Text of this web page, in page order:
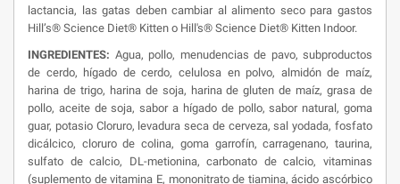
lactancia, las gatas deben cambiar al alimento seco para gastos
Hill’s® Science Diet® Kitten o Hill's® Science Diet® Kitten Indoor.
INGREDIENTES: Agua, pollo, menudencias de pavo, subproductos
de cerdo, hígado de cerdo, celulosa en polvo, almidón de maíz,
harina de trigo, harina de soja, harina de gluten de maíz, grasa de
pollo, aceite de soja, sabor a hígado de pollo, sabor natural, goma
guar, potasio Cloruro, levadura seca de cerveza, sal yodada, fosfato
dicálcico, cloruro de colina, goma garrofín, carragenano, taurina,
sulfato de calcio, DL-metionina, carbonato de calcio, vitaminas
(suplemento de vitamina E, mononitrato de tiamina, ácido ascórbico